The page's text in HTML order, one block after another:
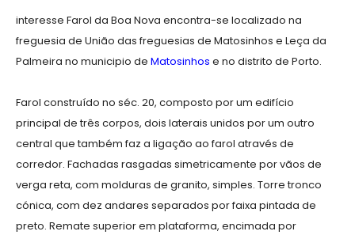
interesse Farol da Boa Nova encontra-se localizado na
freguesia de União das freguesias de Matosinhos e Leça da
Palmeira no municipio de Matosinhos e no distrito de Porto.
Farol construído no séc. 20, composto por um edifício
principal de três corpos, dois laterais unidos por um outro
central que também faz a ligação ao farol através de
corredor. Fachadas rasgadas simetricamente por vãos de
verga reta, com molduras de granito, simples. Torre tronco
cónica, com dez andares separados por faixa pintada de
preto. Remate superior em plataforma, encimada por